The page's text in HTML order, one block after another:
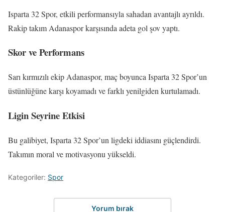
Isparta 32 Spor, etkili performansıyla sahadan avantajlı ayrıldı.
Rakip takım Adanaspor karşısında adeta gol şov yaptı.
Skor ve Performans
Sarı kırmızılı ekip Adanaspor, maç boyunca Isparta 32 Spor’un
üstünlüğüne karşı koyamadı ve farklı yenilgiden kurtulamadı.
Ligin Seyrine Etkisi
Bu galibiyet, Isparta 32 Spor’un ligdeki iddiasını güçlendirdi.
Takımın moral ve motivasyonu yükseldi.
Kategoriler: Spor
Yorum bırak